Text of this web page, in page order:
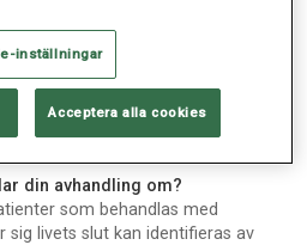
vara det bästa sättet att
patienter som närmar sig
livets slut.
din avhandling om?
som behandlas med
sig livets slut kan identifieras av
inställningar
Acceptera alla cookies